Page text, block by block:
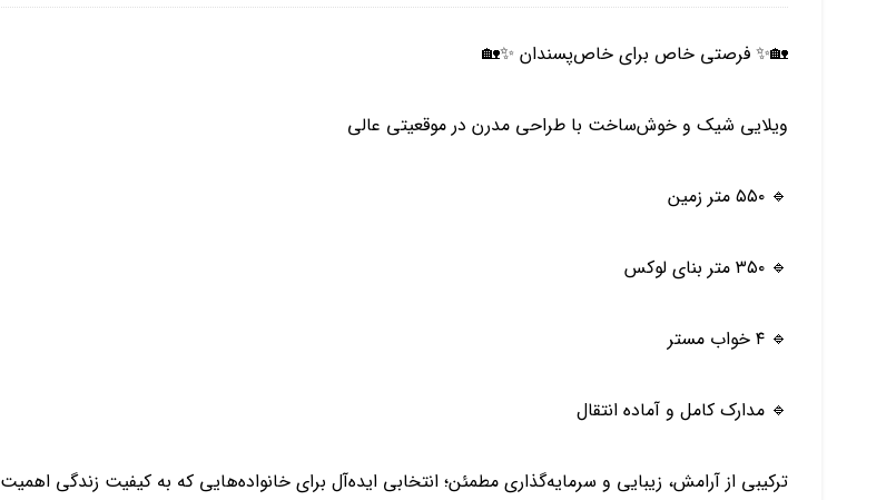
🏡✨ فرصتی خاص برای خاص‌پسندان ✨🏡
ویلایی شیک و خوش‌ساخت با طراحی مدرن در موقعیتی عالی
🔹 ۵۵۰ متر زمین
🔹 ۳۵۰ متر بنای لوکس
🔹 ۴ خواب مستر
🔹 مدارک کامل و آماده انتقال
ترکیبی از آرامش، زیبایی و سرمایه‌گذاری مطمئن؛ انتخابی ایده‌آل برای خانواده‌هایی که به کیفیت زندگی اهمیت